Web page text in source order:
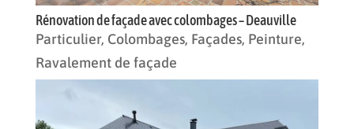
Rénovation de façade avec colombages – Deauville
Particulier, Colombages, Façades, Peinture,
Ravalement de façade